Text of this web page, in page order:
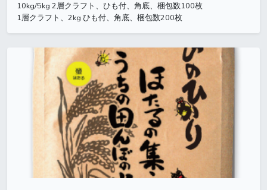
10kg/5kg 2層クラフト、ひも付、角底、梱包数100枚
1層クラフト、2kg ひも付、角底、梱包数200枚